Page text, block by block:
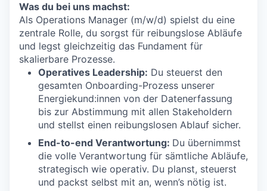
Was du bei uns machst:
Als Operations Manager (m/w/d) spielst du eine
zentrale Rolle, du sorgst für reibungslose Abläufe
und legst gleichzeitig das Fundament für
skalierbare Prozesse.
Operatives Leadership: Du steuerst den
gesamten Onboarding-Prozess unserer
Energiekund:innen von der Datenerfassung
bis zur Abstimmung mit allen Stakeholdern
und stellst einen reibungslosen Ablauf sicher.
End-to-end Verantwortung: Du übernimmst
die volle Verantwortung für sämtliche Abläufe,
strategisch wie operativ. Du planst, steuerst
und packst selbst mit an, wenn’s nötig ist.